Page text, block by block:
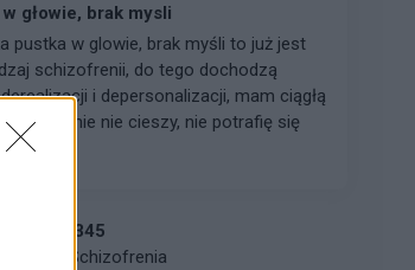
głowie, brak mysli
pustka w glowie, brak myśli to już jest
schizofrenii, do tego dochodzą
i depersonalizacji, mam ciągłą
nic mnie nie cieszy, nie potrafię się
chris12345
Schizofrenia